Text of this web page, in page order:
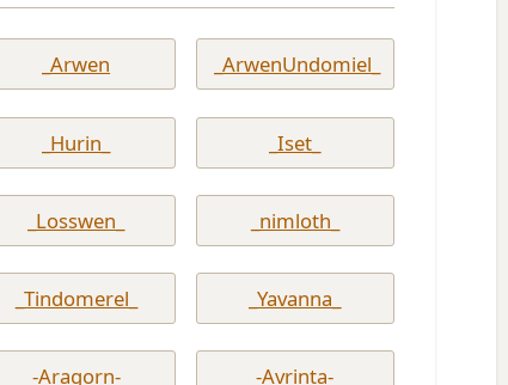
_Arwen _ArwenUndomiel_
_Hurin_ _Iset_
_Losswen_ _nimloth_
_Tindomerel_ _Yavanna_
-Aragorn- -Avrinta-